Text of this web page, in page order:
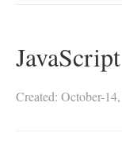
Created: October-